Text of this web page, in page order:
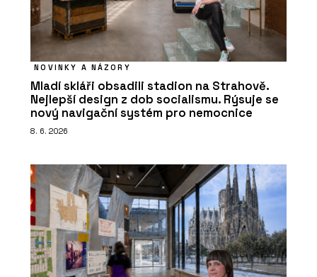
NOVINKY A NÁZORY
Mladí skláři obsadili stadion na Strahově.
Nejlepší design z dob socialismu. Rýsuje se
nový navigační systém pro nemocnice
8. 6. 2026